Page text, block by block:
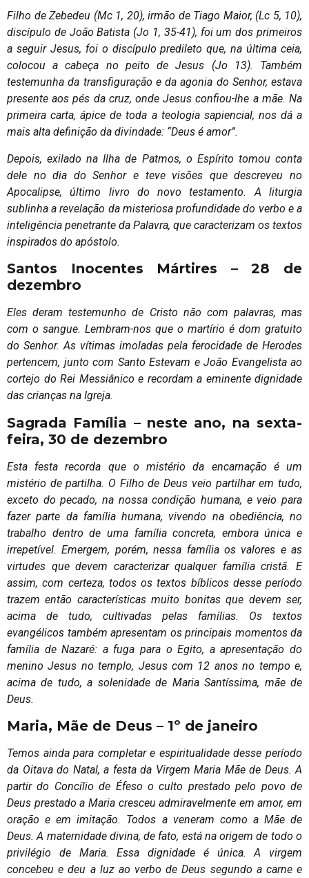
Filho de Zebedeu (Mc 1, 20), irmão de Tiago Maior, (Lc 5, 10),
discípulo de João Batista (Jo 1, 35-41), foi um dos primeiros
a seguir Jesus, foi o discípulo predileto que, na última ceia,
colocou a cabeça no peito de Jesus (Jo 13). Também
testemunha da transfiguração e da agonia do Senhor, estava
presente aos pés da cruz, onde Jesus confiou-lhe a mãe. Na
primeira carta, ápice de toda a teologia sapiencial, nos dá a
mais alta definição da divindade: “Deus é amor”.
Depois, exilado na Ilha de Patmos, o Espírito tomou conta
dele no dia do Senhor e teve visões que descreveu no
Apocalipse, último livro do novo testamento. A liturgia
sublinha a revelação da misteriosa profundidade do verbo e a
inteligência penetrante da Palavra, que caracterizam os textos
inspirados do apóstolo.
Santos Inocentes Mártires – 28 de
dezembro
Eles deram testemunho de Cristo não com palavras, mas
com o sangue. Lembram-nos que o martírio é dom gratuito
do Senhor. As vítimas imoladas pela ferocidade de Herodes
pertencem, junto com Santo Estevam e João Evangelista ao
cortejo do Rei Messiânico e recordam a eminente dignidade
das crianças na Igreja.
Sagrada Família – neste ano, na sexta-
feira, 30 de dezembro
Esta festa recorda que o mistério da encarnação é um
mistério de partilha. O Filho de Deus veio partilhar em tudo,
exceto do pecado, na nossa condição humana, e veio para
fazer parte da família humana, vivendo na obediência, no
trabalho dentro de uma família concreta, embora única e
irrepetível. Emergem, porém, nessa família os valores e as
virtudes que devem caracterizar qualquer família cristã. E
assim, com certeza, todos os textos bíblicos desse período
trazem então características muito bonitas que devem ser,
acima de tudo, cultivadas pelas famílias. Os textos
evangélicos também apresentam os principais momentos da
família de Nazaré: a fuga para o Egito, a apresentação do
menino Jesus no templo, Jesus com 12 anos no tempo e,
acima de tudo, a solenidade de Maria Santíssima, mãe de
Deus.
Maria, Mãe de Deus – 1º de janeiro
Temos ainda para completar e espiritualidade desse período
da Oitava do Natal, a festa da Virgem Maria Mãe de Deus. A
partir do Concílio de Éfeso o culto prestado pelo povo de
Deus prestado a Maria cresceu admiravelmente em amor, em
oração e em imitação. Todos a veneram como a Mãe de
Deus. A maternidade divina, de fato, está na origem de todo o
privilégio de Maria. Essa dignidade é única. A virgem
concebeu e deu a luz ao verbo de Deus segundo a carne e